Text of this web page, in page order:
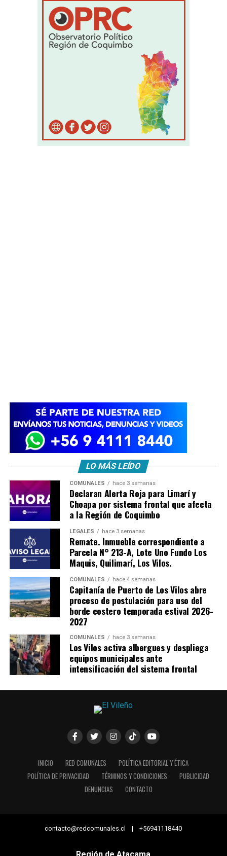
LO MÁS LEÍDO
COMUNALES hace 3 semanas
Declaran Alerta Roja para Limarí y
Choapa por sistema frontal que afecta
a la Región de Coquimbo
LEGALES hace 3 semanas
Remate. Inmueble correspondiente a
Parcela N° 213-A, Lote Uno Fundo Los
Maquis, Quilimarí, Los Vilos.
COMUNALES hace 4 semanas
Capitanía de Puerto de Los Vilos abre
proceso de postulación para uso del
borde costero temporada estival 2026-
2027
COMUNALES hace 3 semanas
Los Vilos activa albergues y despliega
equipos municipales ante
intensificación del sistema frontal
INICIO RED COMUNALES
POLÍTICA EDITORIAL Y ÉTICA
POLÍTICA DE PRIVACIDAD
TÉRMINOS Y CONDICIONES
PUBLICIDAD
DENUNCIAS
CONTACTO
contacto@redcomunales.cl | +56941118440